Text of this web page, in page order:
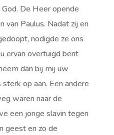
De Heer opende
van Paulus. Nadat zij en
nodigde ze ons
ervan overtuigd bent
dan bij mij uw
sterk op aan. Een andere
waren naar de
een jonge slavin tegen
geest en zo de